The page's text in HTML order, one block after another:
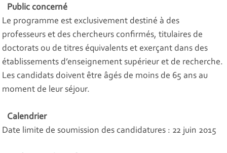
Public concerné
Le programme est exclusivement destiné à des
professeurs et des chercheurs confirmés, titulaires de
doctorats ou de titres équivalents et exerçant dans des
établissements d’enseignement supérieur et de recherche.
Les candidats doivent être âgés de moins de 65 ans au
moment de leur séjour.
Calendrier
Date limite de soumission des candidatures : 22 juin 2015